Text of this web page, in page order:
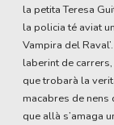
la petita Teresa
la policia té aviat
Vampira del
laberint de
que trobarà la
macabres de nens
que allà s’amaga